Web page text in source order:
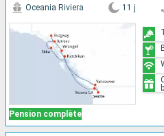
Pension complète
Oceania Riviera 11 j